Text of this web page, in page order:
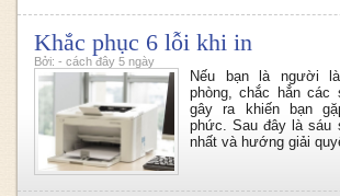
Khắc phục 6 lỗi khi in
Bởi: - cách đây 5 ngày
Nếu bạn là người
phòng, chắc hẳn
gây ra khiến bạn
phức. Sau đây là sáu
nhất và hướng giải